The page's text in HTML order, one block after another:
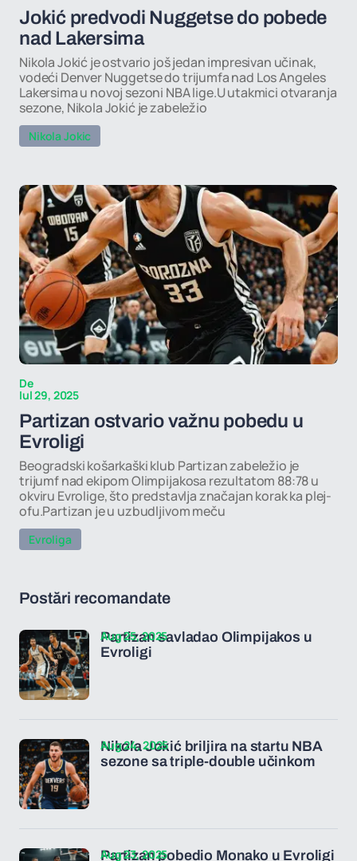
Jokić predvodi Nuggetse do pobede
nad Lakersima
Nikola Jokić je ostvario još jedan impresivan učinak,
vodeći Denver Nuggetse do trijumfa nad Los Angeles
Lakersima u novoj sezoni NBA lige.U utakmici otvaranja
sezone, Nikola Jokić je zabeležio
Nikola Jokic
De
Iul 29, 2025
Partizan ostvario važnu pobedu u
Evroligi
Beogradski košarkaški klub Partizan zabeležio je
trijumf nad ekipom Olimpijakosa rezultatom 88:78 u
okviru Evrolige, što predstavlja značajan korak ka plej-
ofu.Partizan je u uzbudljivom meču
Evroliga
Postări recomandate
Partizan savladao Olimpijakos u
Evroligi
Aug 25, 2025
Nikola Jokić briljira na startu NBA
sezone sa triple-double učinkom
Aug 24, 2025
Partizan pobedio Monako u Evroligi
Aug 23, 2025